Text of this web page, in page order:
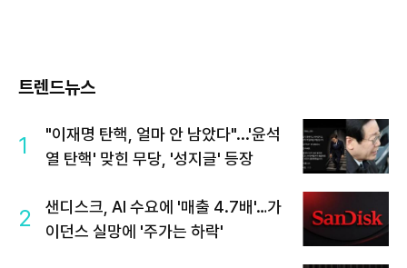
트렌드뉴스
1
"이재명 탄핵, 얼마 안 남았다"...'윤석
열 탄핵' 맞힌 무당, '성지글' 등장
2
샌디스크, AI 수요에 '매출 4.7배'…가
이던스 실망에 '주가는 하락'